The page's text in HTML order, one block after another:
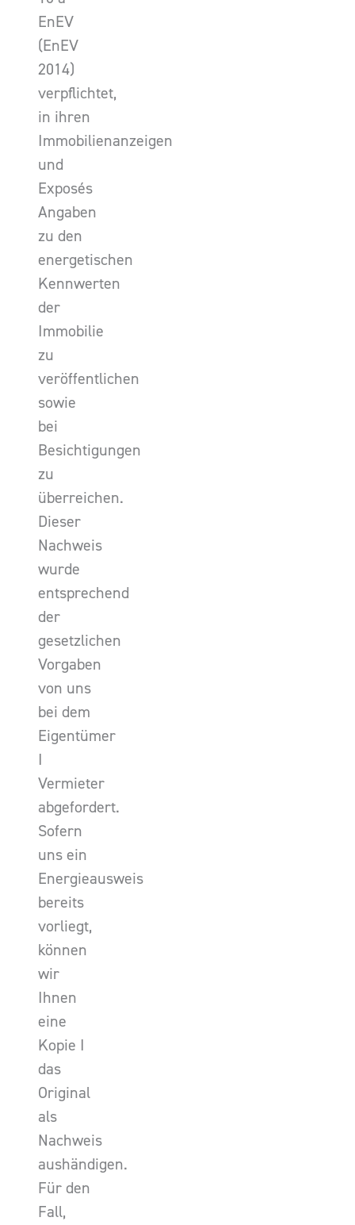
EnEV
(EnEV
2014)
verpflichtet,
in ihren
Immobilienanzeigen
und
Exposés
Angaben
zu den
energetischen
Kennwerten
der
Immobilie
zu
veröffentlichen
sowie
bei
Besichtigungen
zu
überreichen.
Dieser
Nachweis
wurde
entsprechend
der
gesetzlichen
Vorgaben
von uns
bei dem
Eigentümer
I
Vermieter
abgefordert.
Sofern
uns ein
Energieausweis
bereits
vorliegt,
können
wir
Ihnen
eine
Kopie I
das
Original
als
Nachweis
aushändigen.
Für den
Fall,